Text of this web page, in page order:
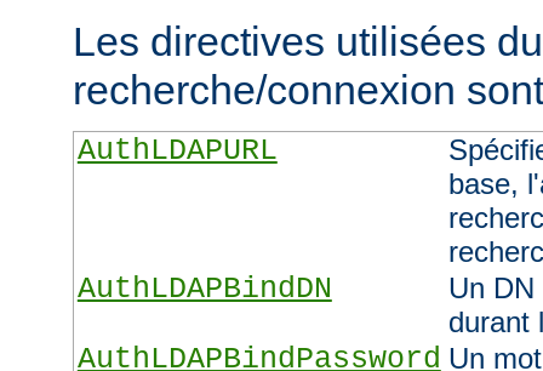
Les directives utilisées
recherche/connexion
AuthLDAPURL
base,
AuthLDAPBindDN
Un
durant
AuthLDAPBindPassword Un